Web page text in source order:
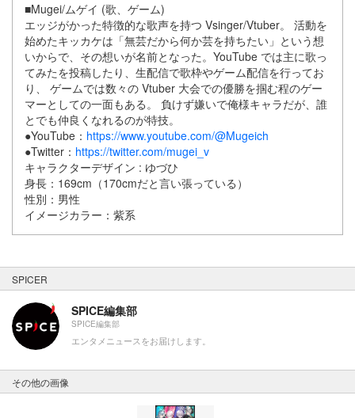
■Mugei/ムゲイ (歌、ゲーム)
エッジがかった特徴的な歌声を持つ Vsinger/Vtuber。 活動を
始めたキッカケは「無芸だから何か芸を持ちたい」という想
いからで、その想いが名前となった。YouTube では主に歌っ
てみたを投稿したり、生配信で歌枠やゲーム配信を行ってお
り、 ゲームでは数々の Vtuber 大会での優勝を掴む程のゲー
マーとしての一面もある。 負けず嫌いで俺様キャラだが、誰
とでも仲良くなれるのが特技。
●YouTube： https://www.youtube.com/@Mugeich
●Twitter： https://twitter.com/mugei_v
キャラクターデザイン : ゆづひ
身長：169cm（170cmだと言い張っている）
性別：男性
イメージカラー：紫系
SPICER
SPICE編集部
SPICE編集部
エンタメニュースをお届けします。
その他の画像